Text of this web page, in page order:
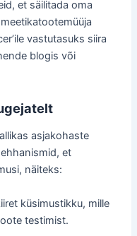
et säilitada oma
vastutasuks siira
blogis või
asjakohaste
et
näiteks:
küsimustikku, mille
testimist.